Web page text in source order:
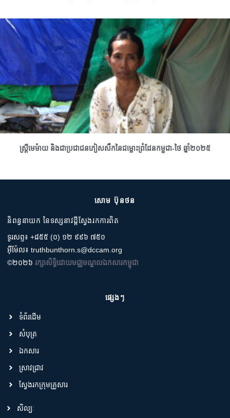
ស្រ្តីមេម៉ាយ និងជាប្រជាជនភៀសសឹកនៃជម្លោះព្រំដែនកម្ពុជា-ថៃ ឆ្នាំ២០២៥
សោម ប៊ុនថន
និពន្ធនាយក នៃទស្សនាវដ្តីស្វែងរកការពិត
ទូរសព្ទ៖ +៨៥៥ (០) ១២ ៩៩៦ ៧៥០
អ៊ីម៉ែល៖ truthbunthorn.s@dccam.org
©២០២៦ រក្សាសិទ្ធិដោយមជ្ឈមណ្ឌលឯកសារកម្ពុជា
ផ្សេងៗ
ទំព័រដើម
សំបុត្រ
ឯកសារ
ស្រាវជ្រាវ
ស្វែងរកក្រុមគ្រួសារ
សិល្បៈ